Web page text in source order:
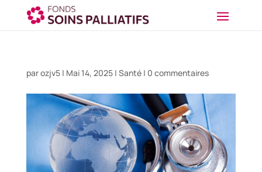
parozjv5| Mai 14, 2025| Santé| 0 commentaires